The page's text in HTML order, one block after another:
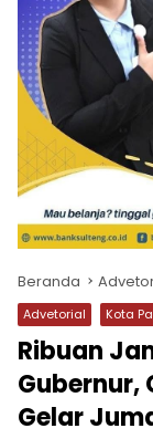
Beranda
Advetorial Kota
Ribuan
Gubernur,
Gelar